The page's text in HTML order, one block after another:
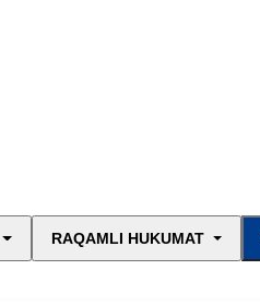
RAQAMLI HUKUMAT